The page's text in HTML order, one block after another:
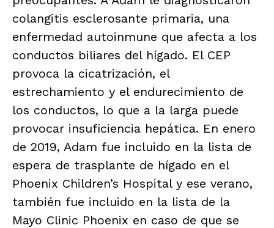
colangitis esclerosante primaria, una
enfermedad autoinmune que afecta a los
conductos biliares del hígado. El CEP
provoca la cicatrización, el
estrechamiento y el endurecimiento de
los conductos, lo que a la larga puede
provocar insuficiencia hepática. En enero
de 2019, Adam fue incluido en la lista de
espera de trasplante de hígado en el
Phoenix Children’s Hospital y ese verano,
también fue incluido en la lista de la
Mayo Clinic Phoenix en caso de que se